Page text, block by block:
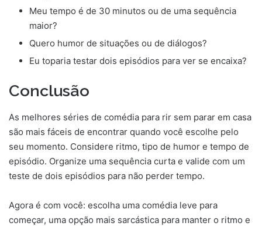
Meu tempo é de 30 minutos ou de uma sequência
maior?
Quero humor de situações ou de diálogos?
Eu toparia testar dois episódios para ver se encaixa?
Conclusão
As melhores séries de comédia para rir sem parar em casa
são mais fáceis de encontrar quando você escolhe pelo
seu momento. Considere ritmo, tipo de humor e tempo de
episódio. Organize uma sequência curta e valide com um
teste de dois episódios para não perder tempo.
Agora é com você: escolha uma comédia leve para
começar, uma opção mais sarcástica para manter o ritmo e